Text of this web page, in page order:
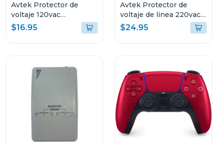
Avtek Protector de
voltaje 120vac
cortacorriente ptn-1t515
$16.95
Avtek Protector de
voltaje de linea 220vac
cortacorriente pabb-
b230
$24.95